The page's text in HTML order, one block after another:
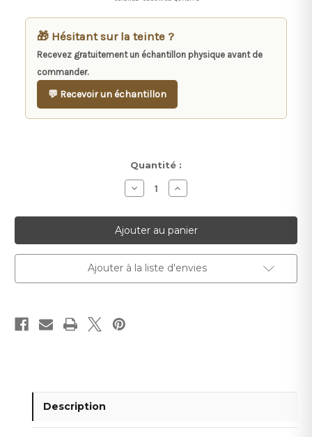
🎁 Hésitant sur la teinte ?
Recevez gratuitement un échantillon physique avant de
commander.
💬 Recevoir un échantillon
Quantité :
Diminuer
la
pour
Enduit
silicone
PSH
DUO
Augmenter
la
pour
Enduit
silicone
PSH
DUO
Ajouter à la liste d'envies
Description